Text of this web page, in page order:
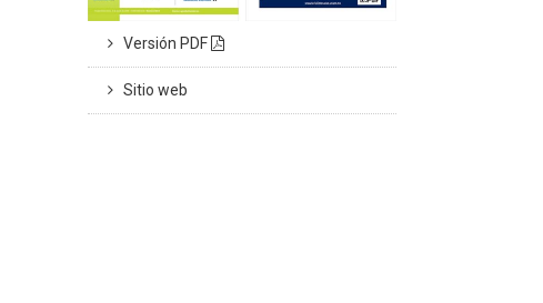
Versión PDF
Sitio web